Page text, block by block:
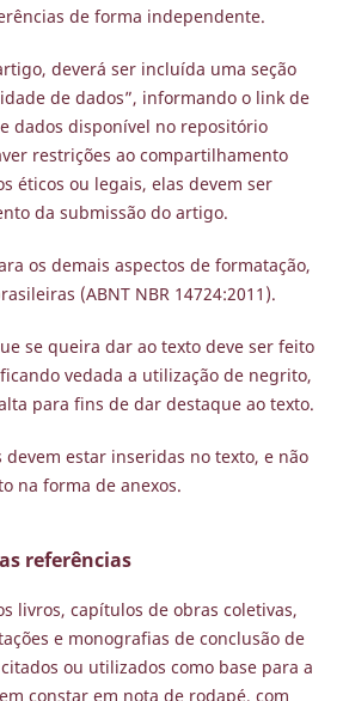
de forma independente.
deverá ser incluída uma seção
de dados”, informando o link de
dados disponível no repositório
restrições ao compartilhamento
éticos ou legais, elas devem ser
da submissão do artigo.
os demais aspectos de formatação,
(ABNT NBR 14724:2011).
se queira dar ao texto deve ser feito
vedada a utilização de negrito,
para fins de dar destaque ao texto.
devem estar inseridas no texto, e não
na forma de anexos.
referências
livros, capítulos de obras coletivas,
e monografias de conclusão de
ou utilizados como base para a
constar em nota de rodapé, com